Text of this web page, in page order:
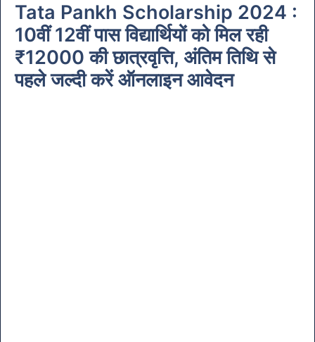
Tata Pankh Scholarship 2024 :
10वीं 12वीं पास विद्यार्थियों को मिल रही
₹12000 की छात्रवृत्ति, अंतिम तिथि से
पहले जल्दी करें ऑनलाइन आवेदन